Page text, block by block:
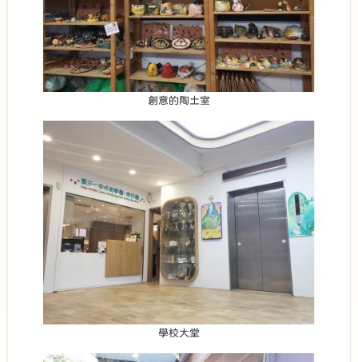
創意的陶土室
學校大堂